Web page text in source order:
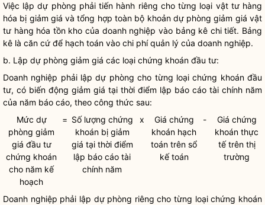
Việc lập dự phòng phải tiến hành riêng cho từng loại vật tư hàng
hóa bị giảm giá và tổng hợp toàn bộ khoản dự phòng giảm giá vật
tư hàng hóa tồn kho của doanh nghiệp vào bảng kê chi tiết. Bảng
kê là căn cứ để hạch toán vào chi phíquản lý của doanh nghiệp.
b. Lập dự phòng giảm giá các loại chứng khoán đầu tư:
Doanh nghiệp phải lập dự phòng cho từng loại chứng khoán đầu
tư, có biến động giảm giá tại thời điểm lập báo cáo tài chính năm
của năm báo cáo, theo công thức sau:
Mức dự
phòng giảm
giá đầu tư
chứng khoán
cho năm kế
hoạch
= Số lượng chứng
khoán bị giảm
giá tại thời điểm
lập báo cáo tài
chính năm
x
Giá chứng
khoán hạch
toán trên sổ
kế toán
-
Giá chứng
khoán thực
tế trên thị
trường
Doanh nghiệp phải lập dự phòng riêng cho từng loại chứng khoán